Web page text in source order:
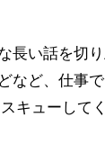
長い話を切
など、仕事
キューして